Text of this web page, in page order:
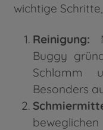
wichtige
Reinigung:
Buggy
Schlamm
Besonders